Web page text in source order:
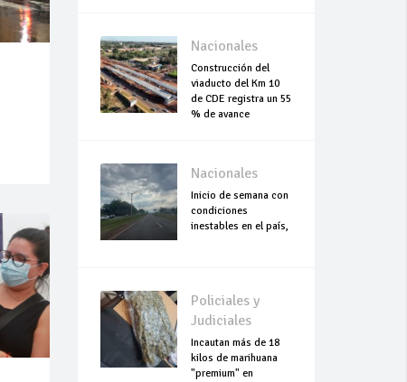
Nacionales
Construcción del
viaducto del Km 10
de CDE registra un 55
% de avance
Nacionales
Inicio de semana con
condiciones
inestables en el país,
Policiales y
Judiciales
Incautan más de 18
kilos de marihuana
"premium" en